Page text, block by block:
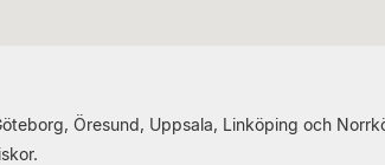
Öresund, Uppsala, Linköping och